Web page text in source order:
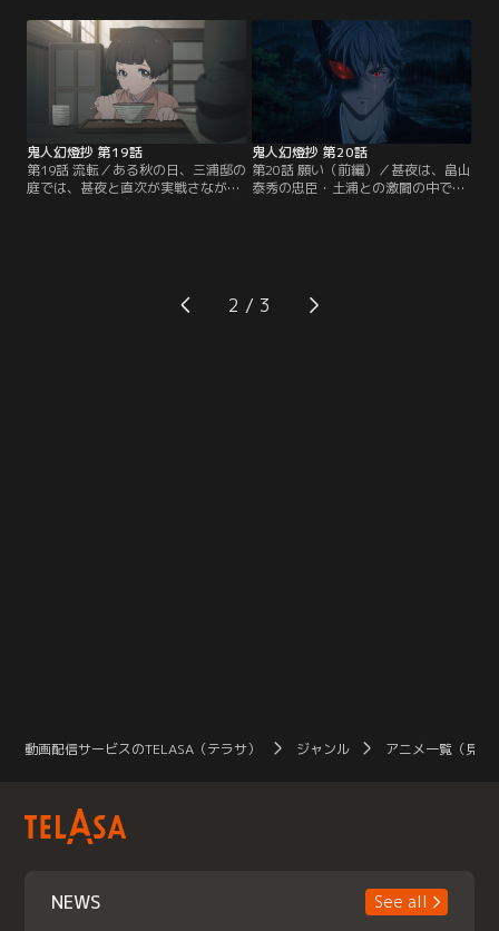
ってほしいというものだった。岡田
は泰秀配下の中でも随一の腕を持つ
男だが、今や開国派や異人だけでな
く、攘夷派の武士、女子供さえも斬
り殺す、人斬りと化してしまったと
いう。
紫陽花が描かれた美しい茶器。これ
を使って、茶を点ててくれる人を探
しているという。ふさわしい人を探
す道中、甚夜は秋津に誘われて骨董
屋へと足を踏み入れる。
鬼人幻燈抄 第19話
第19話 流転／ある秋の日、三浦邸の
庭では、甚夜と直次が実戦さながら
平穏は続かない。あらゆるものは流
転する。人の命は儚くうつろい、世
鬼人幻燈抄 第20話
第20話 願い（前編）／甚夜は、畠山
泰秀の忠臣・土浦との激闘の中で鬼
かける。甚夜は、葛野での顛末をお
ふうに打ち明けた。一方、泰秀は倒
2
動画配信サービスのTELASA（テラサ） ジャンル アニメ一覧（見放
NEWS
See all